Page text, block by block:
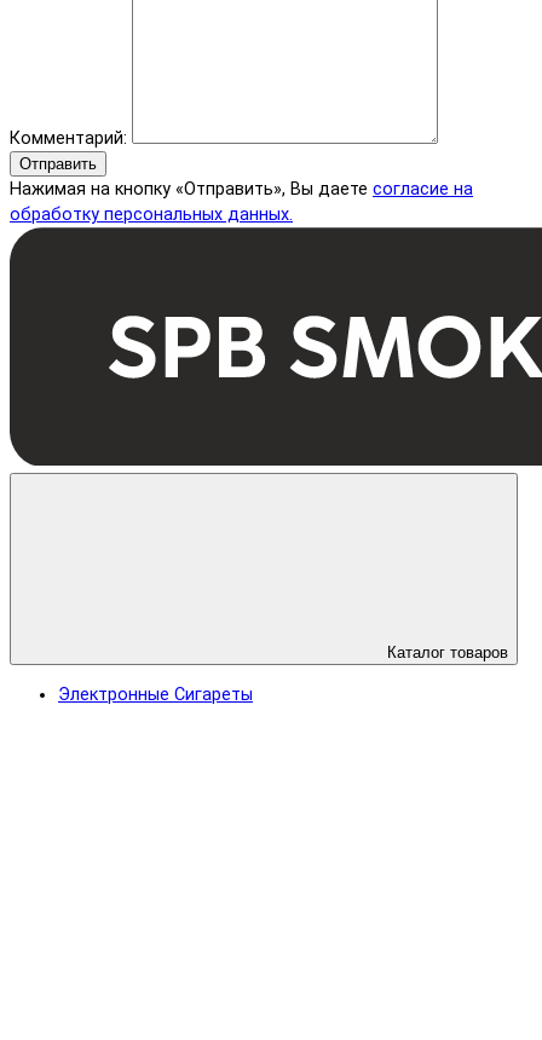
Комментарий:
Отправить
Нажимая на кнопку «Отправить», Вы даете согласие на
обработку персональных данных.
Каталог товаров
Электронные Сигареты